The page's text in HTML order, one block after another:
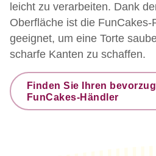
leicht zu verarbeiten. Dank
Oberfläche ist die
geeignet, um eine Torte
scharfe Kanten zu schaffen.
Finden Sie Ihren
FunCakes-Händler